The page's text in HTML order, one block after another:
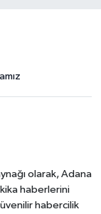
olarak, Adana
haberlerini
habercilik